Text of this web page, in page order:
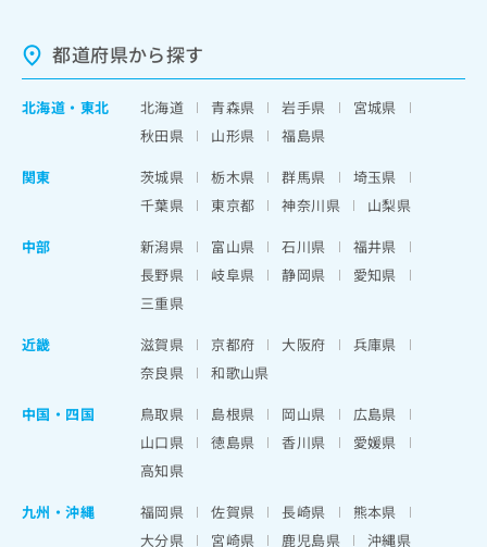
都道府県から探す
北海道 ・ 東北 北海道 青森県 岩手県
宮城県
秋田県
山形県
福島県
関東
茨城県 栃木県 群馬県
埼玉県
千葉県
東京都 神奈川県
山梨県
中部
新潟県 富山県 石川県
福井県
長野県
岐阜県 静岡県
愛知県
三重県
近畿
滋賀県 京都府 大阪府
兵庫県
奈良県
和歌山県
中国・四国
鳥取県 島根県 岡山県
広島県
山口県
徳島県 香川県
愛媛県
高知県
九州・沖縄
福岡県 佐賀県 長崎県
熊本県
大分県
宮崎県 鹿児島県 沖縄県